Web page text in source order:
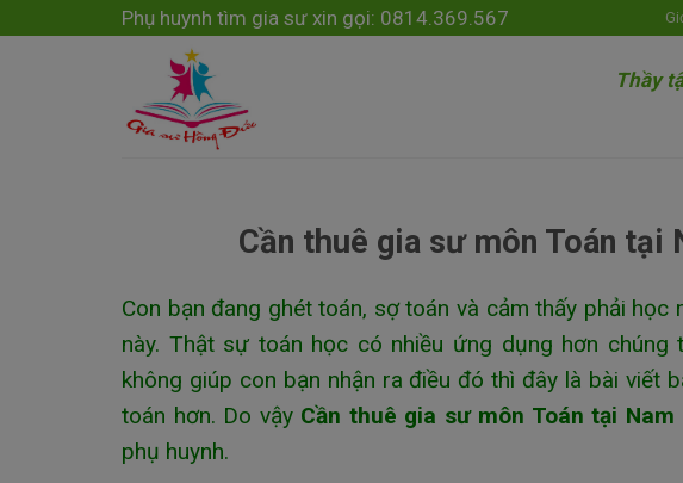
to
Phụ huynh tìm gia sư xin gọi: 0814.369.567
Thầy
Cần thuê gia sư môn Toán tại
Con bạn đang ghét toán, sợ toán và cảm thấy phải
này. Thật sự toán học có nhiều ứng dụng hơn
không giúp con bạn nhận ra điều đó thì đây là bài viết
toán hơn. Do vậy Cần thuê gia sư môn Toán tại
phụ huynh.